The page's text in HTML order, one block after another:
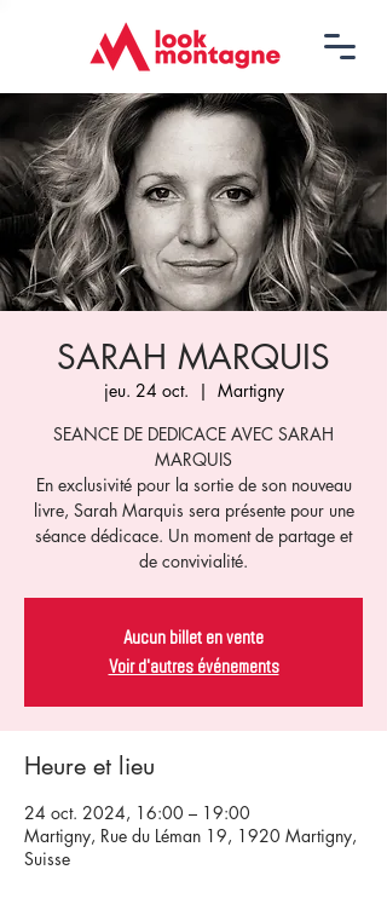
SARAH MARQUIS
jeu. 24 oct.
  |
Martigny
SEANCE DE DEDICACE AVEC SARAH
MARQUIS
En exclusivité pour la sortie de son nouveau
livre, Sarah Marquis sera présente pour une
séance dédicace. Un moment de partage et
de convivialité.
Aucun billet en vente
Voir d'autres événements
Heure et lieu
24 oct. 2024, 16:00 – 19:00
Martigny, Rue du Léman 19, 1920 Martigny,
Suisse